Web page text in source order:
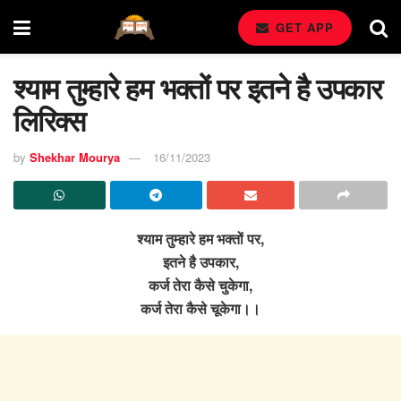
GET APP
श्याम तुम्हारे हम भक्तों पर इतने है उपकार
लिरिक्स
by Shekhar Mourya 16/11/2023
श्याम तुम्हारे हम भक्तों पर,
इतने है उपकार,
कर्ज तेरा कैसे चुकेगा,
कर्ज तेरा कैसे चूकेगा।।